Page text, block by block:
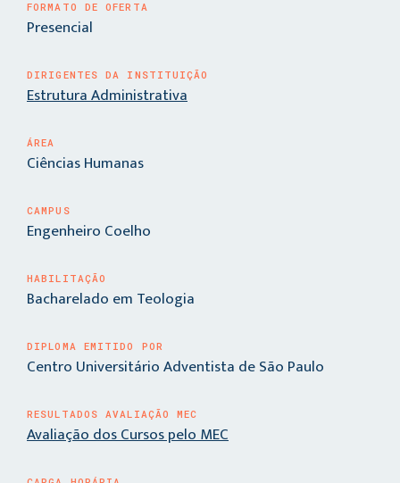
FORMATO DE OFERTA
Presencial
DIRIGENTES DA INSTITUIÇÃO
Estrutura Administrativa
ÁREA
Ciências Humanas
CAMPUS
Engenheiro Coelho
HABILITAÇÃO
Bacharelado em Teologia
DIPLOMA EMITIDO POR
Centro Universitário Adventista de São Paulo
RESULTADOS AVALIAÇÃO MEC
Avaliação dos Cursos pelo MEC